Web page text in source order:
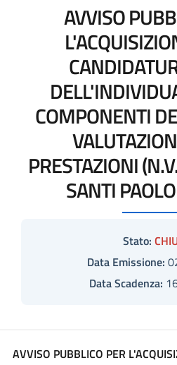
AVVISO
COMPONENTI
PRESTAZIONI
SANTI
Stato:
Data Emissione:
Data Scadenza:
AVVISO PUBBLICO PER